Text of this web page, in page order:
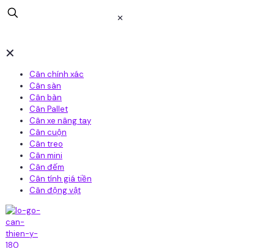
✕
✕
Cân chính xác
Cân sàn
Cân bàn
Cân Pallet
Cân xe nâng tay
Cân cuộn
Cân treo
Cân mini
Cân đếm
Cân tính giá tiền
Cân động vật